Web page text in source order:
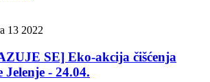
13 2022
SE] Eko-akcija čišćenja
Jelenje - 24.04.